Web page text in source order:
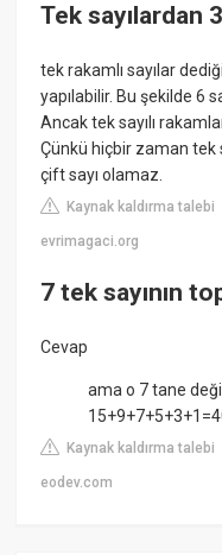
Tek sayılardan
tek rakamlı sayılar
yapılabilir. Bu şekilde 6
Ancak tek sayılı
Çünkü hiçbir zaman tek
çift sayı olamaz.
Kaynak kaldırma talebi
evrimagaci.org
7 tek sayının
Cevap
ama o 7 tane
Kaynak kaldırma talebi
eodev.com